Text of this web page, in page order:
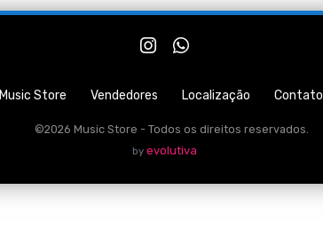
Music Store Vendedores Localização Contato
©2026 Music Store - Todos os direitos reservados.
by evolutiva